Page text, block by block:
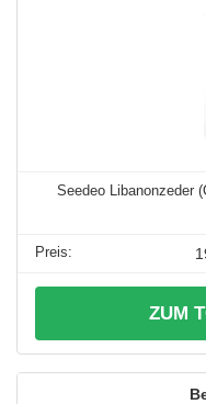
Seedeo Libanonzeder
ZUM